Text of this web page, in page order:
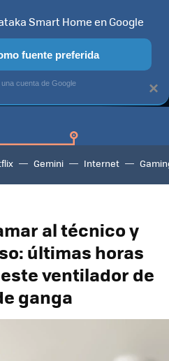
GANGAS OFERTAS EN
Gemini Internet
al técnico y
últimas horas
ventilador de
ganga
×
Smart Home en Google
fuente preferida
cuenta de Google